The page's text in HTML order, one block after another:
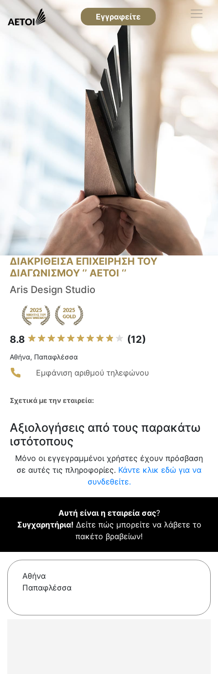
Εγγραφείτε
ΔΙΑΚΡΙΘΕΙΣΑ ΕΠΙΧΕΙΡΗΣΗ ΤΟΥ
ΔΙΑΓΩΝΙΣΜΟΥ ‘’ ΑΕΤΟΙ ‘’
Aris Design Studio
8.8 (12)
Αθήνα, Παπαφλέσσα
Εμφάνιση αριθμού τηλεφώνου
Σχετικά με την εταιρεία:
Αξιολογήσεις από τους παρακάτω
ιστότοπους
Μόνο οι εγγεγραμμένοι χρήστες έχουν πρόσβαση
σε αυτές τις πληροφορίες. Κάντε κλικ εδώ για να
συνδεθείτε.
Αυτή είναι η εταιρεία σας?
Συγχαρητήρια! Δείτε πώς μπορείτε να λάβετε το
πακέτο βραβείων!
Αθήνα
Παπαφλέσσα